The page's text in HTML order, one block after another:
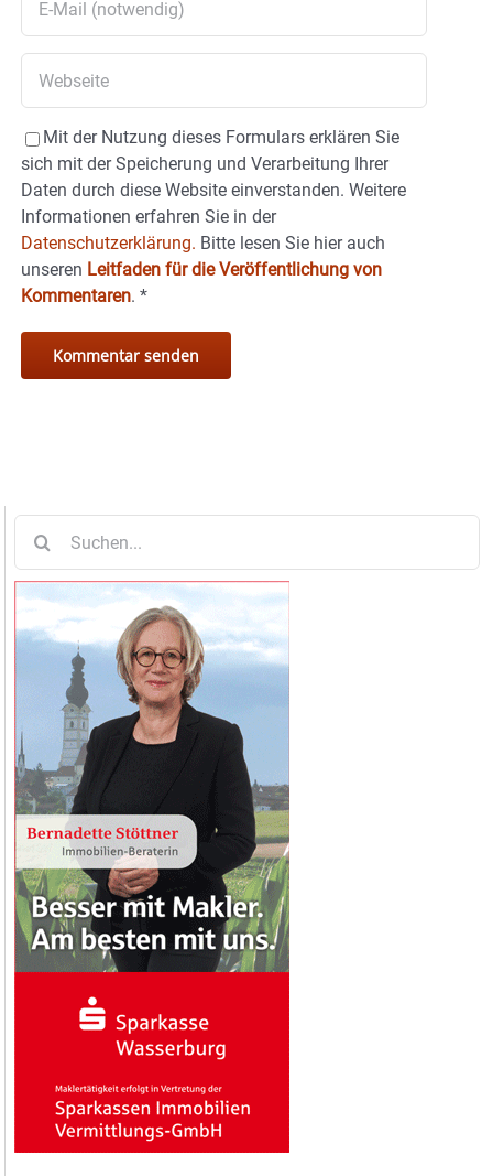
Mit der Nutzung dieses Formulars erklären Sie
sich mit der Speicherung und Verarbeitung Ihrer
Daten durch diese Website einverstanden. Weitere
Informationen erfahren Sie in der
Datenschutzerklärung. Bitte lesen Sie hier auch
unseren Leitfaden für die Veröffentlichung von
Kommentaren. *
nach: